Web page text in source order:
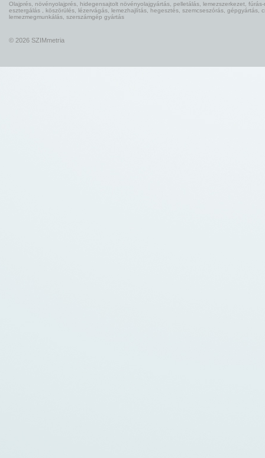
Olajprés, növényolajprés, hidegensajtolt növényolajgyártás, pelletálás, lemezszerkezet, fúrás-
esztergálás , köszörülés, lézervágás, lemezhajlítás, hegesztés, szemcseszórás, gépgyártás,
lemezmegmunkálás, szerszámgép gyártás
© 2026 SZIMmetria